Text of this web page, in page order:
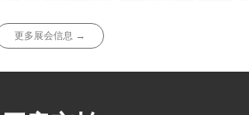
更多展会信息 →